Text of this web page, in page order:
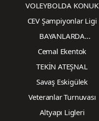
VOLEYBOLDA KONUK
YAZARLAR
CEV Şampiyonlar Ligi
BAYANLARDA
TRANSFERLER
Cemal Ekentok
TEKİN ATEŞNAL
Savaş Eskigülek
Veteranlar Turnuvası
Altyapı Ligleri